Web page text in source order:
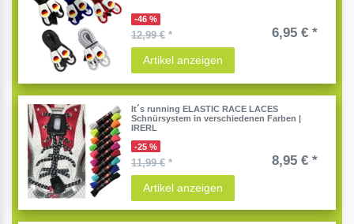
-46 %
12,99 €* 6,95 € *
Artikel anzeigen
It´s running ELASTIC RACE LACES
Schnürsystem in verschiedenen Farben |
IRERL
-25 %
11,99 €* 8,95 € *
Artikel anzeigen